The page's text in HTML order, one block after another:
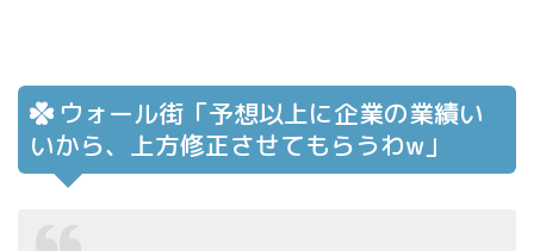
ウォール街「予想以上に企業の業績い
いから、上方修正させてもらうわw」